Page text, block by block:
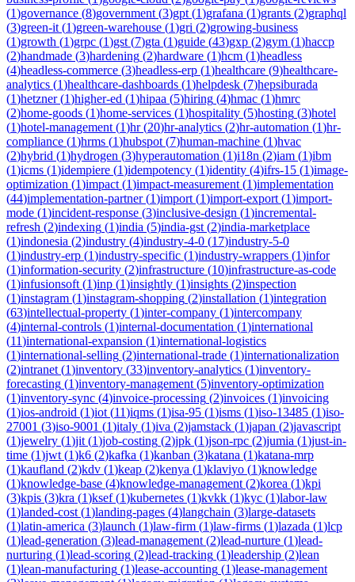
(1)governance (8)government (3)gpt (1)grafana (1)grants (2)graphql
(3)green-it (1)green-warehouse (1)gri (2)growing-business
(1)growth (1)grpc (1)gst (7)gta (1)guide (43)gxp (2)gym (1)haccp
(2)handmade (3)hardening (2)hardware (1)hcm (1)headless
(4)headless-commerce (3)headless-erp (1)healthcare (9)healthcare-
analytics (1)healthcare-dashboards (1)helpdesk (7)hepsiburada
(1)hetzner(1)higher-ed (1)hipaa (5)hiring (4)hmac (1)hmrc
(2)home-goods (1)home-services (1)hospitality (5)hosting (3)hotel
(1)hotel-management (1)hr(20)hr-analytics (2)hr-automation (1)hr-
compliance (1)hrms (1)hubspot (7)human-machine (1)hvac
(2)hybrid (1)hydrogen (3)hyperautomation (1)i18n (2)iam (1)ibm
(1)icms (1)idempiere (1)idempotency (1)identity (4)ifrs-15 (1)image-
optimization (1)impact (1)impact-measurement (1)implementation
(44)implementation-partner(1)import (1)import-export (1)import-
mode (1)incident-response (3)inclusive-design (1)incremental-
refresh (2)indexing (1)india (5)india-gst (2)india-marketplace
(1)indonesia (2)industry (4)industry-4-0 (17)industry-5-0
(1)industry-erp (1)industry-specific (1)industry-wrappers (1)infor
(1)information-security (2)infrastructure (10)infrastructure-as-code
(1)infusionsoft (1)inp (1)insightly (1)insights (2)inspection
(1)instagram (1)instagram-shopping (2)installation (1)integration
(63)intellectual-property (1)inter-company (1)intercompany
(4)internal-controls (1)internal-documentation (1)international
(11)international-expansion (1)international-logistics
(1)international-selling (2)international-trade (1)internationalization
(2)intranet (1)inventory (33)inventory-analytics (1)inventory-
forecasting (1)inventory-management (5)inventory-optimization
(1)inventory-sync (4)invoice-processing (2)invoices (1)invoicing
(1)ios-android (1)iot (11)iqms (1)isa-95 (1)isms (1)iso-13485 (1)iso-
27001 (3)iso-9001 (1)italy (1)iva (2)jamstack (1)japan (2)javascript
(1)jewelry (1)jit (1)job-costing (2)jpk (1)json-rpc (2)jumia (1)just-in-
time (1)jwt (1)k6 (2)kafka (1)kanban (3)katana (1)katana-mrp
(1)kaufland (2)kdv (1)keap (2)kenya (1)klaviyo (1)knowledge
(1)knowledge-base (4)knowledge-management (2)korea (1)kpi
(3)kpis (3)kra (1)ksef(1)kubernetes (1)kvkk (1)kyc (1)labor-law
(1)landed-cost (1)landing-pages (4)langchain (3)large-datasets
(1)latin-america (3)launch (1)law-firm (1)law-firms (1)lazada (1)lcp
(1)lead-generation (3)lead-management (2)lead-nurture (1)lead-
nurturing (1)lead-scoring (2)lead-tracking (1)leadership (2)lean
(1)lean-manufacturing (1)lease-accounting (1)lease-management